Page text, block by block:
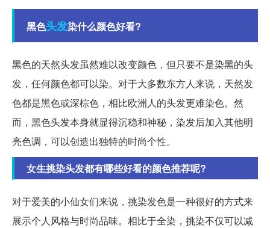
黑色头发染什么颜色好看?
黑色的天然头发虽然难以改变颜色，但只要不是染黑的头
发，任何颜色都可以染。对于大多数东方人来说，天然发
色都是黑色或深棕色，相比欧洲人的头发更难染色。然
而，黑色头发本身就显得沉稳和神秘，染发后加入其他明
亮色调，可以创造出独特的时尚个性。
女生挑染头发都有哪些好看的颜色推荐呢?
对于爱美的小仙女们来说，挑染发色是一种很好的方式来
展示个人风格与时尚品味。相比于全染，挑染不仅可以减